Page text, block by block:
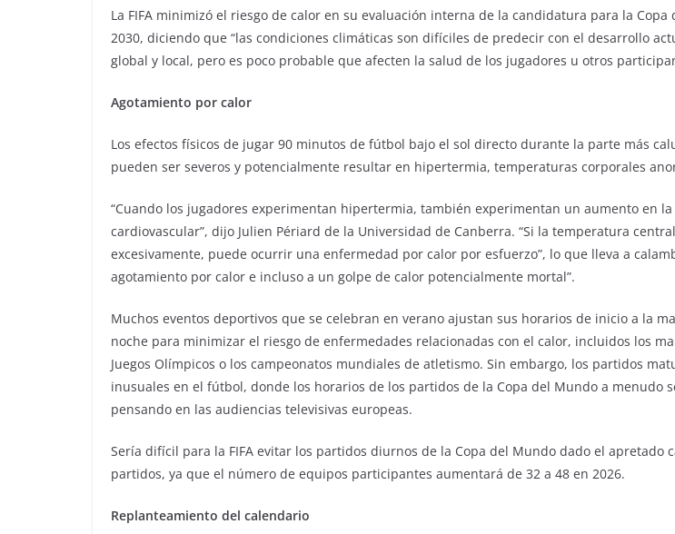
La FIFA minimizó el riesgo de calor en su evaluación interna de la candidatura para la Copa
2030, diciendo que “las condiciones climáticas son difíciles de predecir con el desarrollo
global y local, pero es poco probable que afecten la salud de los jugadores u otros
Agotamiento por calor
Los efectos físicos de jugar 90 minutos de fútbol bajo el sol directo durante la parte más
pueden ser severos y potencialmente resultar en hipertermia, temperaturas corporales
“Cuando los jugadores experimentan hipertermia, también experimentan un aumento en
cardiovascular”, dijo Julien Périard de la Universidad de Canberra. “Si la temperatura
excesivamente, puede ocurrir una enfermedad por calor por esfuerzo”, lo que lleva a
agotamiento por calor e incluso a un golpe de calor potencialmente mortal”.
Muchos eventos deportivos que se celebran en verano ajustan sus horarios de inicio a la
noche para minimizar el riesgo de enfermedades relacionadas con el calor, incluidos los
Juegos Olímpicos o los campeonatos mundiales de atletismo. Sin embargo, los partidos
inusuales en el fútbol, donde los horarios de los partidos de la Copa del Mundo a menudo
pensando en las audiencias televisivas europeas.
Sería difícil para la FIFA evitar los partidos diurnos de la Copa del Mundo dado el apretado
partidos, ya que el número de equipos participantes aumentará de 32 a 48 en 2026.
Replanteamiento del calendario